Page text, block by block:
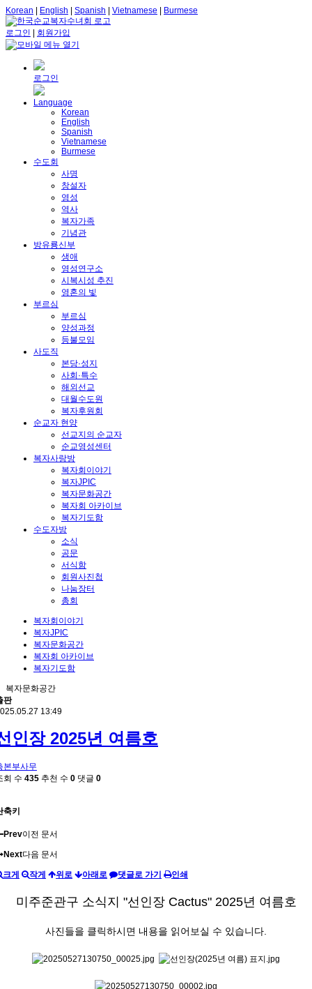
Korean English Spanish Vietnamese Burmese
로그인 회원가입
로그인
Language
Korean
English
Spanish
Vietnamese
Burmese
수도회
사명
창설자
영성
역사
복자가족
기념관
방유룡신부
생애
영성연구소
시복시성 추진
영혼의 빛
부르심
부르심
양성과정
등불모임
사도직
본당·성지
사회·특수
해외선교
대월수도원
복자후원회
순교자 현양
선교지의 순교자
순교영성센터
복자사랑방
복자회이야기
복자JPIC
복자문화공간
복자회 아카이브
복자기도함
수도자방
소식
공문
서식함
회원사진첩
나눔장터
총회
복자회이야기
복자JPIC
복자문화공간
복자회 아카이브
복자기도함
복자문화공간
판
13:49
인장 2025년 여름호
본부사무
회 수 435 추천 수 0 댓글 0
축키
Prev이전 문서
Next다음 문서
크게 작게 위로 아래로 댓글로 가기 인쇄
미주준관구 소식지 "선인장 Cactus" 2025년 여름호
사진들을 클릭하시면 내용을 읽어보실 수 있습니다.